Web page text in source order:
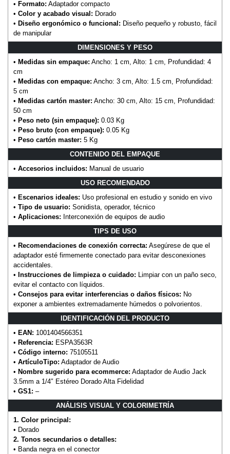
• Formato: Adaptador compacto
• Color y acabado visual: Dorado
• Diseño ergonómico o funcional: Diseño pequeño y robusto, fácil
de manipular
DIMENSIONES Y PESO
• Medidas sin empaque: Ancho: 1 cm, Alto: 1 cm, Profundidad: 4
cm
• Medidas con empaque: Ancho: 3 cm, Alto: 1.5 cm, Profundidad:
5 cm
• Medidas cartón master: Ancho: 30 cm, Alto: 15 cm, Profundidad:
50 cm
• Peso neto (sin empaque): 0.03 Kg
• Peso bruto (con empaque): 0.05 Kg
• Peso cartón master: 5 Kg
CONTENIDO DEL EMPAQUE
• Accesorios incluidos: Manual de usuario
USO RECOMENDADO
• Escenarios ideales: Uso profesional en estudio y sonido en vivo
• Tipo de usuario: Sonidista, operador, técnico
• Aplicaciones: Interconexión de equipos de audio
TIPS DE USO
• Recomendaciones de conexión correcta: Asegúrese de que el
adaptador esté firmemente conectado para evitar desconexiones
accidentales.
• Instrucciones de limpieza o cuidado: Limpiar con un paño seco,
evitar el contacto con líquidos.
• Consejos para evitar interferencias o daños físicos: No
exponer a ambientes extremadamente húmedos o polvorientos.
IDENTIFICACIÓN DEL PRODUCTO
• EAN: 1001404566351
• Referencia: ESPA3563R
• Código interno: 75105511
• ArtículoTipo: Adaptador de Audio
• Nombre sugerido para ecommerce: Adaptador de Audio Jack
3.5mm a 1/4″ Estéreo Dorado Alta Fidelidad
• GS1: –
ANÁLISIS VISUAL Y COLORIMETRÍA
1. Color principal:
• Dorado
2. Tonos secundarios o detalles:
• Banda negra en el conector